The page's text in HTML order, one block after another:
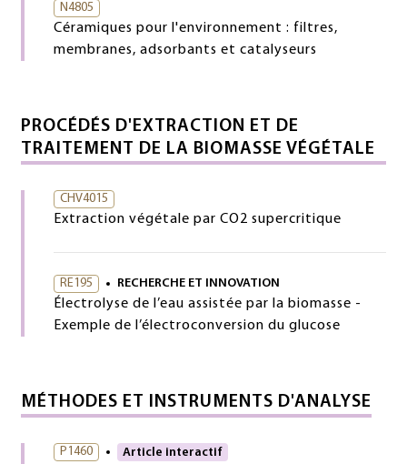
N4805
Céramiques pour l'environnement : filtres,
membranes, adsorbants et catalyseurs
PROCÉDÉS D'EXTRACTION ET DE
TRAITEMENT DE LA BIOMASSE VÉGÉTALE
CHV4015
Extraction végétale par CO2 supercritique
RE195 RECHERCHE ET INNOVATION
Électrolyse de l’eau assistée par la biomasse -
Exemple de l’électroconversion du glucose
MÉTHODES ET INSTRUMENTS D'ANALYSE
P1460 Article interactif